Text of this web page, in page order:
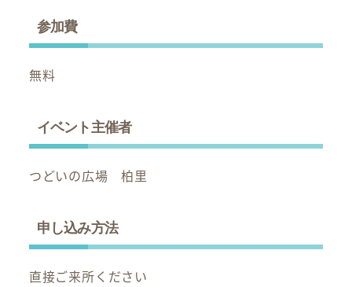
参加費
無料
イベント主催者
つどいの広場 柏里
申し込み方法
直接ご来所ください